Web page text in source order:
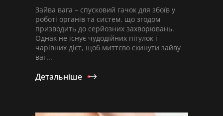
Зайва вага – спусковий гачок для збоїв у
роботі органів та систем, що згодом
призводить до серйозних захворювань.
Однак не існує чудодійних пігулок і
чарівних дієт, щоб миттєво скинути зайву
ваг...
Детальніше